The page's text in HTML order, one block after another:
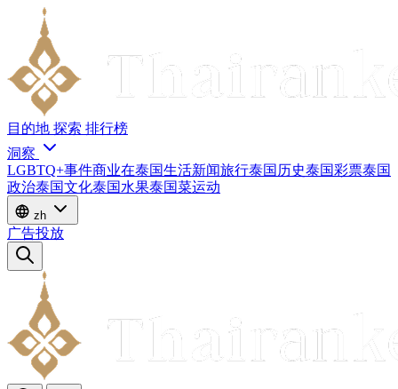
目的地 探索 排行榜
洞察
LGBTQ+事件商业在泰国生活新闻旅行泰国历史泰国彩票泰国
政治泰国文化泰国水果泰国菜运动
zh
广告投放